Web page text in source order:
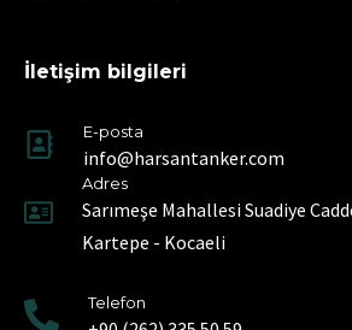
İletişim bilgileri
E-posta
info@harsantanker.com
Adres
Sarımeşe Mahallesi Suadiye
Kartepe - Kocaeli
Telefon